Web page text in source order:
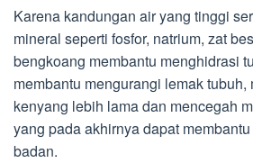
Karena kandungan air yang tinggi
mineral seperti fosfor, natrium, zat
bengkoang membantu menghidrasi
membantu mengurangi lemak tubuh,
kenyang lebih lama dan mencegah
yang pada akhirnya dapat
badan.